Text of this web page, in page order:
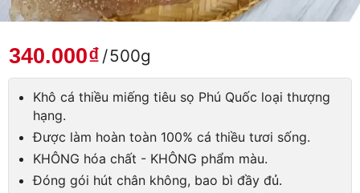
340.000₫ /500g
Khô cá thiều miếng tiêu sọ Phú Quốc loại thượng
hạng.
Được làm hoàn toàn 100% cá thiều tươi sống.
KHÔNG hóa chất - KHÔNG phẩm màu.
Đóng gói hút chân không, bao bì đầy đủ.